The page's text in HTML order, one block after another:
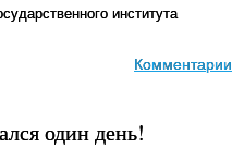
института
Комментарии
один день!